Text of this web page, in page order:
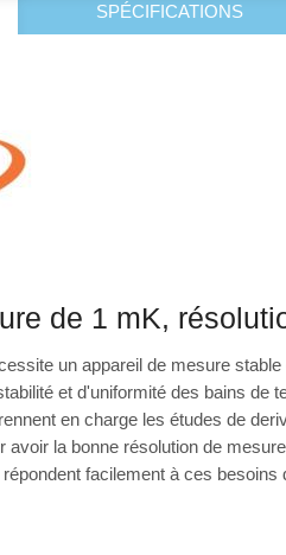
SPÉCIFICATIONS
de 1 mK,
un appareil de mesure stable
et d'uniformité des bains
en charge les études de
avoir la bonne résolution de
facilement à ces besoins